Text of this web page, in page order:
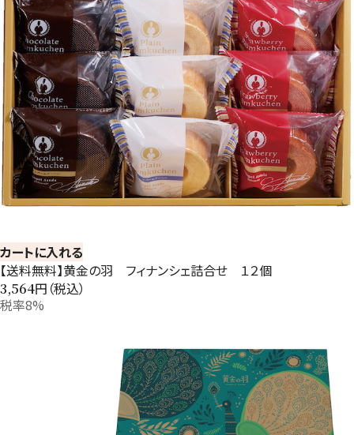
カートに入れる
【送料無料】黄金の羽 フィナンシェ詰合せ １２個
3,564円（税込）
税率8%